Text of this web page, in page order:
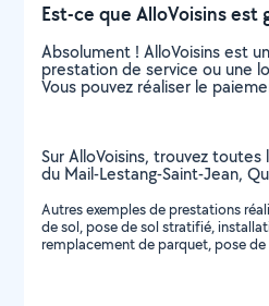
Est-ce que AlloVoisins est
Absolument ! AlloVoisins est
prestation de service ou une
Vous pouvez réaliser le
Sur AlloVoisins, trouvez
du Mail-Lestang-Saint-Jean,
Autres exemples de prestations
de sol, pose de sol stratifié,
remplacement de parquet, pose